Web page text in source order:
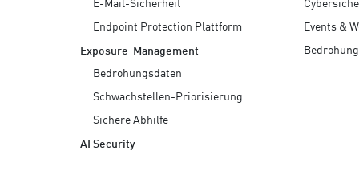
Endgeräte
Durchsuchen
EXPOSURE MANAGEMENT
Endpoint Protection Plattform
Exposure-Management
Bedrohungsdaten
Schwachstellen-Priorisierung
Sichere Abhilfe
AI Security
Events &